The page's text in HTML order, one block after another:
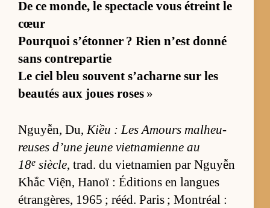
De ce mon­de, le spec­tacle vous étreint le
cœur
Pourquoi s’éton­ner ? Rien n’est donné
sans contre­par­tie
Le ciel bleu sou­vent s’acharne sur les
beau­tés aux joues roses »
Nguyễn, Du,Kiều : Les Amours mal­heu­
reuses d’une jeune viet­na­mienne au
18e siècle, trad. du viet­na­mien par Nguyễn
Khắc Viện, Ha­noï : Édi­tions en langues
étran­gè­res, 1965 ; ré­éd. Pa­ris ; Mont­réal :